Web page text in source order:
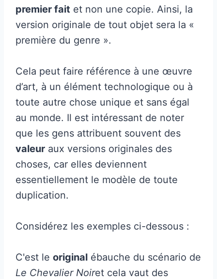
premier fait et non une copie. Ainsi, la
version originale de tout objet sera la «
première du genre ».
Cela peut faire référence à une œuvre
d’art, à un élément technologique ou à
toute autre chose unique et sans égal
au monde. Il est intéressant de noter
que les gens attribuent souvent des
valeur aux versions originales des
choses, car elles deviennent
essentiellement le modèle de toute
duplication.
Considérez les exemples ci-dessous :
C'est le original ébauche du scénario de
Le Chevalier Noiret cela vaut des